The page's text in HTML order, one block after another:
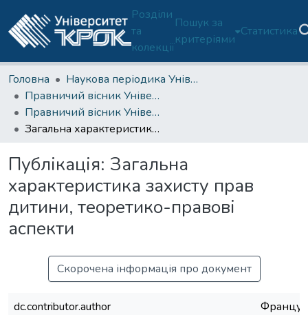
Розділи
та
колекції
Пошук за
критеріями
Статистика
Головна
Наукова періодика Університету
Правничий вісник Університету "КРОК"
Правничий вісник Університету "КРОК". 2017. № 28
Загальна характеристика захисту прав дитини, теоретико-правові аспекти
Публікація: Загальна
характеристика захисту прав
дитини, теоретико-правові
аспекти
Скорочена інформація про документ
dc.contributor.author